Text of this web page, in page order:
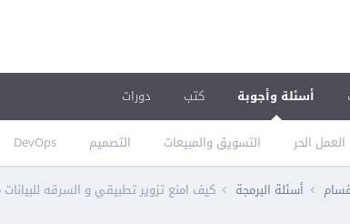
أسئلة وأجوبة
العمل الحر التسويق والمبيعات التصميم DevOps
كتب دورات
أسئلة البرمجة كيف امنع تزوير تطبيقي و السرقه